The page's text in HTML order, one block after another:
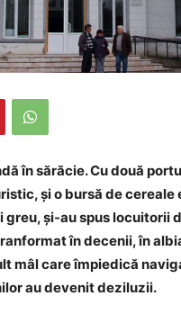
în sărăcie. Cu două
şi o bursă de cereale
greu, şi-au spus locuitorii
în decenii, în
mâl care împiedică
au devenit deziluzii.